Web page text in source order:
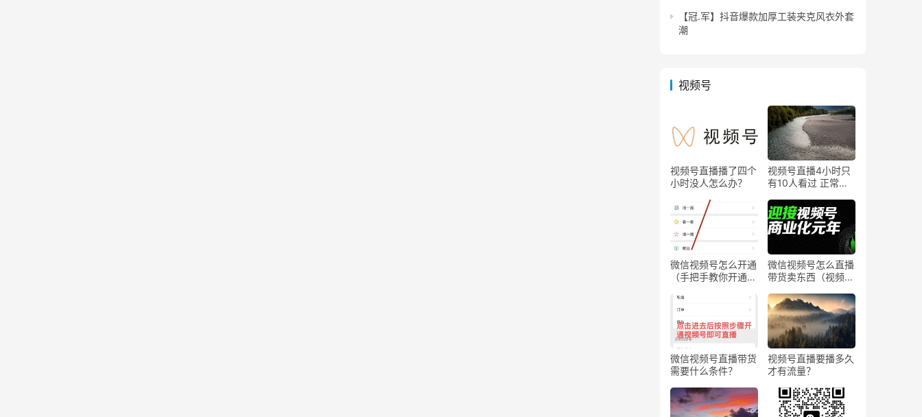
【冠.军】抖音爆款加厚工装夹克风衣外套
潮
视频号
视频号直播播了四个
小时没人怎么办？
视频号直播4小时只
有10人看过 正常
微信视频号怎么开通
（手把手教你开通微
微信视频号怎么直播
带货卖东西（视频号
微信视频号直播带货
需要什么条件？
视频号直播要播多久
才有流量？